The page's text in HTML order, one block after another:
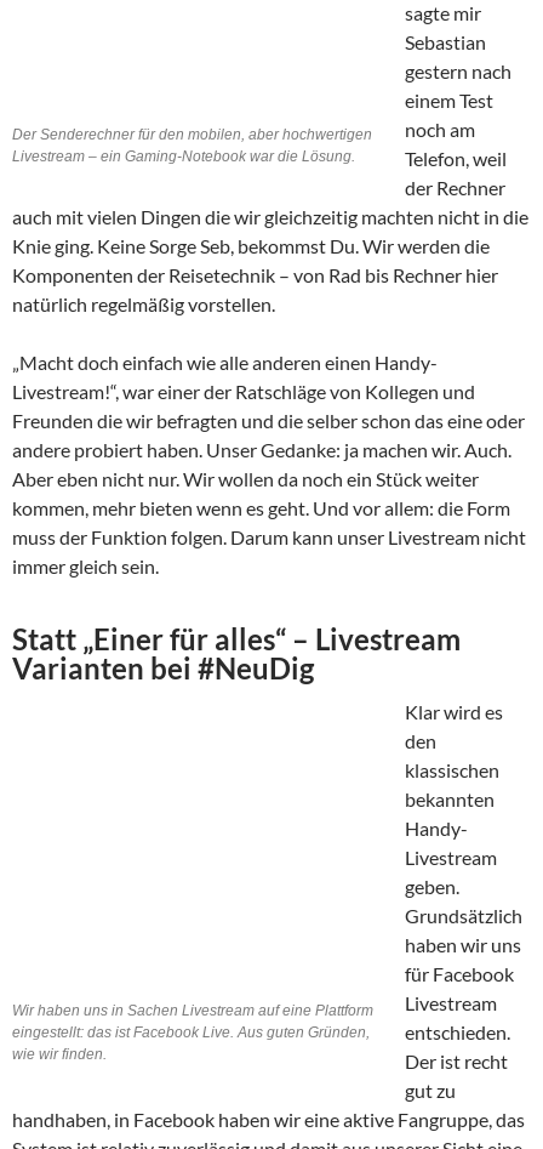
Der Senderechner für den mobilen, aber hochwertigen
Livestream – ein Gaming-Notebook war die Lösung.
sagte mir
Sebastian
gestern nach
einem Test
noch am
Telefon, weil
der Rechner
auch mit vielen Dingen die wir gleichzeitig machten nicht in die
Knie ging. Keine Sorge Seb, bekommst Du. Wir werden die
Komponenten der Reisetechnik – von Rad bis Rechner hier
natürlich regelmäßig vorstellen.
„Macht doch einfach wie alle anderen einen Handy-
Livestream!“, war einer der Ratschläge von Kollegen und
Freunden die wir befragten und die selber schon das eine oder
andere probiert haben. Unser Gedanke: ja machen wir. Auch.
Aber eben nicht nur. Wir wollen da noch ein Stück weiter
kommen, mehr bieten wenn es geht. Und vor allem: die Form
muss der Funktion folgen. Darum kann unser Livestream nicht
immer gleich sein.
Statt „Einer für alles“ – Livestream
Varianten bei #NeuDig
Wir haben uns in Sachen Livestream auf eine Plattform
eingestellt: das ist Facebook Live. Aus guten Gründen,
wie wir finden.
Klar wird es
den
klassischen
bekannten
Handy-
Livestream
geben.
Grundsätzlich
haben wir uns
für Facebook
Livestream
entschieden.
Der ist recht
gut zu
handhaben, in Facebook haben wir eine aktive Fangruppe, das